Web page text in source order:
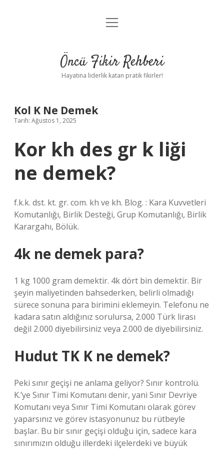
Anasayfa
Yasal Uyarı
menüyü
Öncü Fikir Rehberi
Hayatına liderlik katan pratik fikirler!
Kol K Ne Demek
Tarih: Ağustos 1, 2025
Kor kh des gr k liği
ne demek?
f.k.k. dst. kt. gr. com. kh ve kh. Blog. : Kara Kuvvetleri
Komutanlığı, Birlik Desteği, Grup Komutanlığı, Birlik
Karargahı, Bölük.
4k ne demek para?
1 kg 1000 gram demektir. 4k dört bin demektir. Bir
şeyin maliyetinden bahsederken, belirli olmadığı
sürece sonuna para birimini eklemeyin. Telefonu ne
kadara satın aldığınız sorulursa, 2.000 Türk lirası
değil 2.000 diyebilirsiniz veya 2.000 de diyebilirsiniz.
Hudut TK K ne demek?
Peki sınır geçişi ne anlama geliyor? Sınır kontrolü.
K.’ye Sınır Timi Komutanı denir, yani Sınır Devriye
Komutanı veya Sınır Timi Komutanı olarak görev
yaparsınız ve görev istasyonunuz bu rütbeyle
başlar. Bu bir sınır geçişi olduğu için, sadece kara
sınırımızın olduğu illerdeki ilçelerdeki ve büyük